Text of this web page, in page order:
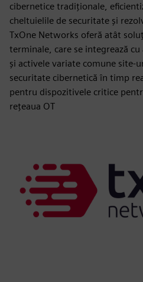
cibernetice tradiționale,
cheltuielile de securitate și
TxOne Networks oferă atât
terminale, care se integrează
și activele variate comune site-
securitate cibernetică în timp
pentru dispozitivele critice
rețeaua OT